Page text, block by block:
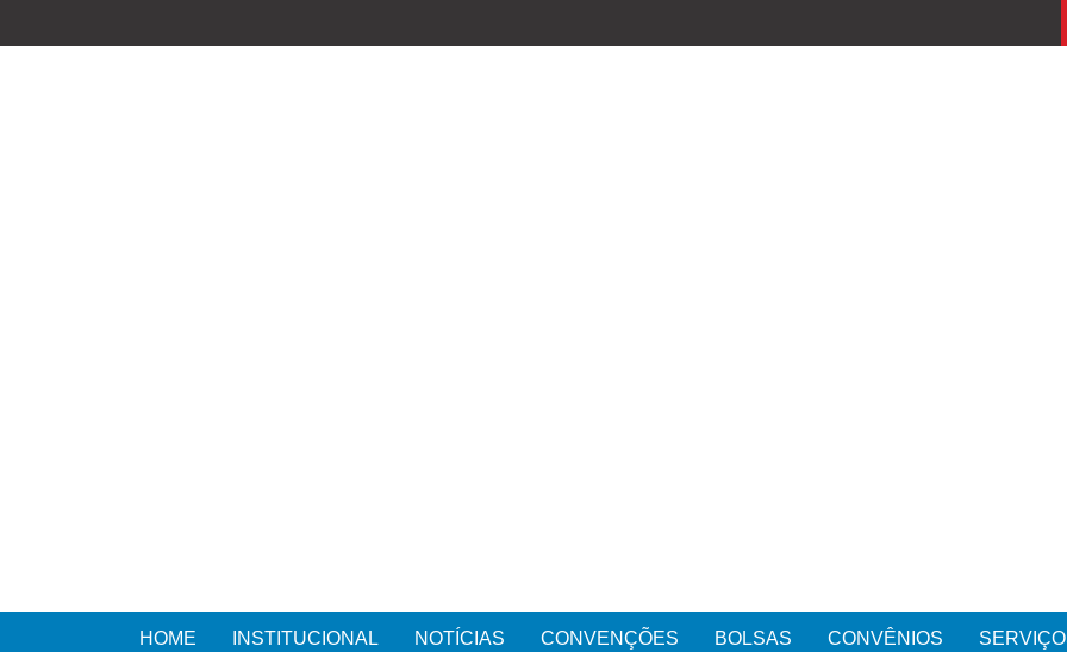
HOME INSTITUCIONAL NOTÍCIAS CONVENÇÕES BOLSAS CONVÊNIOS